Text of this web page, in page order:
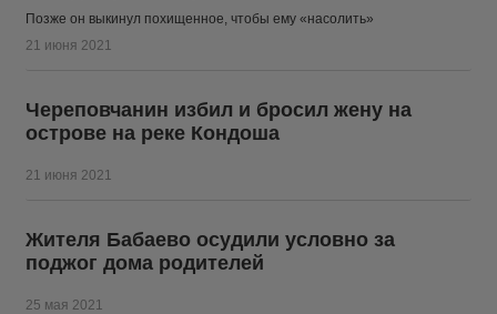
Позже он выкинул похищенное, чтобы ему «насолить»
21 июня 2021
Череповчанин избил и бросил жену на
острове на реке Кондоша
21 июня 2021
Жителя Бабаево осудили условно за
поджог дома родителей
25 мая 2021